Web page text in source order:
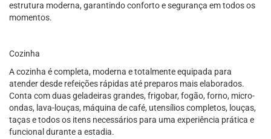
estrutura moderna, garantindo conforto e segurança em todos os
momentos.
Cozinha
A cozinha é completa, moderna e totalmente equipada para
atender desde refeições rápidas até preparos mais elaborados.
Conta com duas geladeiras grandes, frigobar, fogão, forno, micro-
ondas, lava-louças, máquina de café, utensílios completos, louças,
taças e todos os itens necessários para uma experiência prática e
funcional durante a estadia.